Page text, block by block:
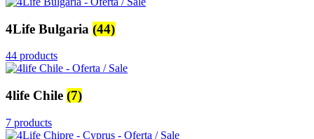
4Life Bulgaria (44)
44 products
4life Chile (7)
7 products